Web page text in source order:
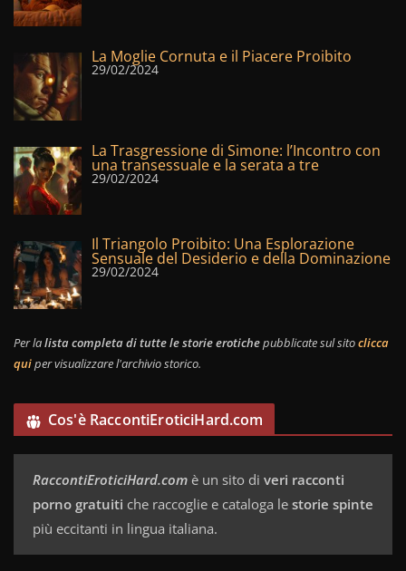
La Moglie Cornuta e il Piacere Proibito
29/02/2024
La Trasgressione di Simone: l’Incontro con
una transessuale e la serata a tre
29/02/2024
Il Triangolo Proibito: Una Esplorazione
Sensuale del Desiderio e della Dominazione
29/02/2024
Per lalista completa di tutte le storie erotichepubblicate sul sitoclicca
quiper visualizzare l'archivio storico.
Cos'è RaccontiEroticiHard.com
RaccontiEroticiHard.com è un sito di veri racconti
porno gratuiti che raccoglie e cataloga le storie spinte
più eccitanti in lingua italiana.